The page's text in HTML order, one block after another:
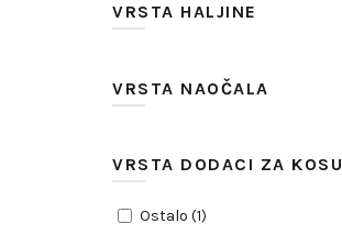
VRSTA HALJINE
VRSTA NAOČALA
VRSTA DODACI ZA KOSU
Ostalo (1)